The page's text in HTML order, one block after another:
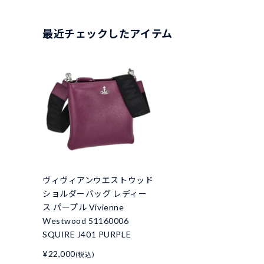
最近チェックしたアイテム
ヴィヴィアンウエストウッド
ショルダーバッグ レディー
ス パープル Vivienne
Westwood 51160006
SQUIRE J401 PURPLE
¥22,000(税込)